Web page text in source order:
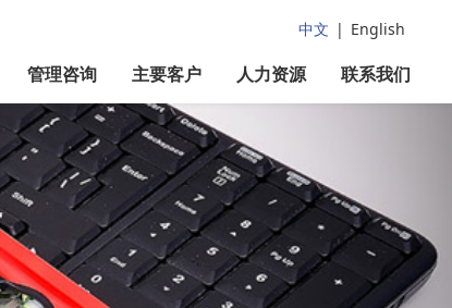
中文 | English
管理咨询 主要客户 人力资源 联系我们